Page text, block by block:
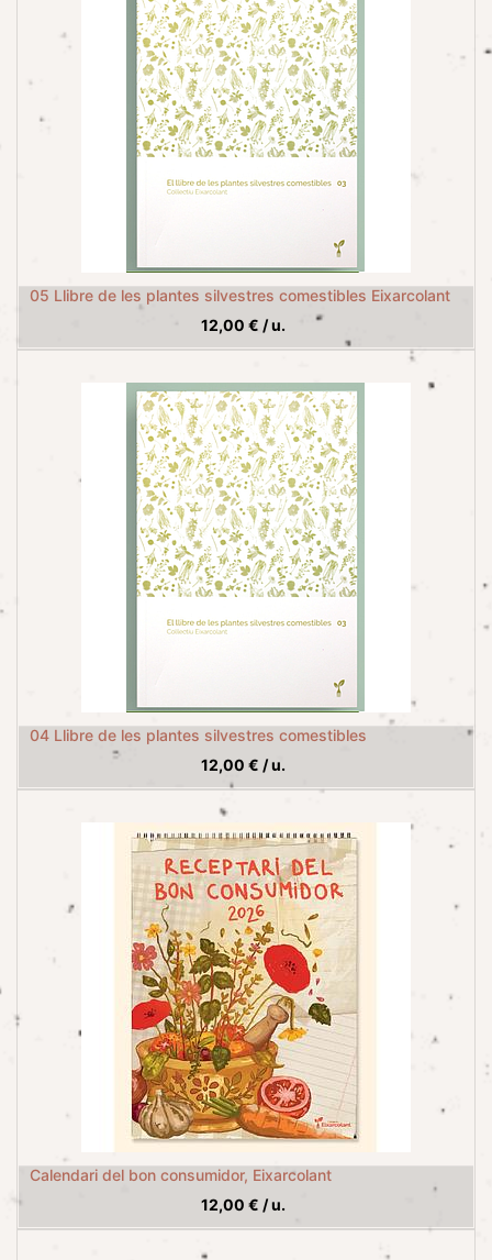
05 Llibre de les plantes silvestres comestibles Eixarcolant
12,00 € /u.
04 Llibre de les plantes silvestres comestibles
12,00 € /u.
Calendari del bon consumidor, Eixarcolant
12,00 € /u.